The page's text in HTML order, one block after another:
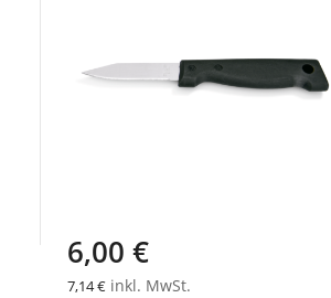
6,00 €
7,14 €inkl. MwSt.